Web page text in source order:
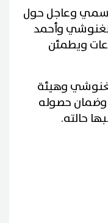
رسمي وعاجل حول
وأحمد
ويطمئن
وهيئة
وضمان حصوله
حالته.